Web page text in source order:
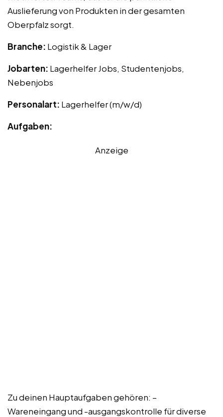
Auslieferung von Produkten in der gesamten
Oberpfalz sorgt.
Branche: Logistik & Lager
Jobarten: Lagerhelfer Jobs, Studentenjobs,
Nebenjobs
Personalart: Lagerhelfer (m/w/d)
Aufgaben:
Anzeige
Zu deinen Hauptaufgaben gehören: –
Wareneingang und -ausgangskontrolle für diverse